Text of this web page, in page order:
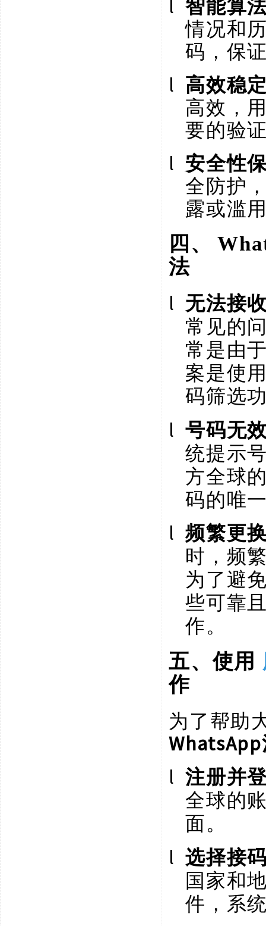
l 智能算
情况和
码，保
l 高效稳
高效，
要的验
l 安全性
全防护
露或滥
四、
法
l 无法接
常见的
常是由
案是使
码筛选
l 号码无
统提示
方全球
码的唯
l 频繁更
时，频
为了避
些可靠
作。
五、使用
作
为了帮助
l 注册并
全球的
面。
l 选择接
国家和
件，系